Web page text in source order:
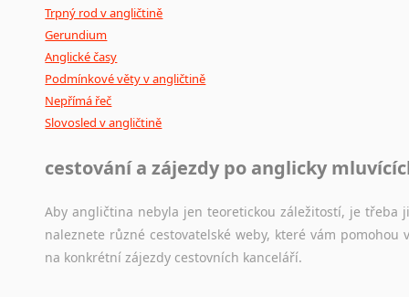
Trpný rod v angličtině
Gerundium
Anglické časy
Podmínkové věty v angličtině
Nepřímá řeč
Slovosled v angličtině
cestování a zájezdy po anglicky
Aby angličtina nebyla jen teoretickou záležitostí, je
naleznete různé cestovatelské weby, které vám
na konkrétní zájezdy cestovních kanceláří.